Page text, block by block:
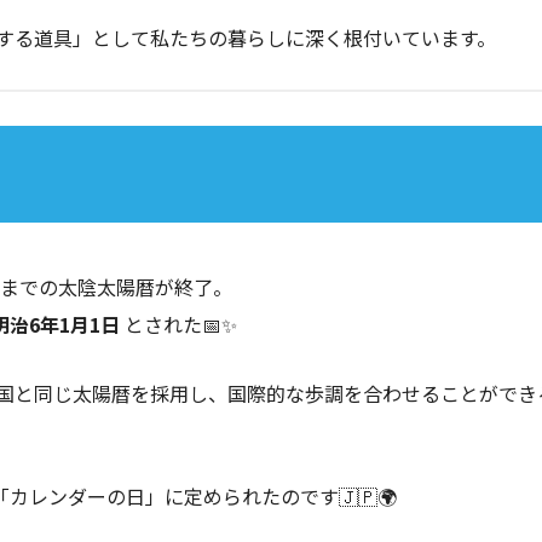
道具」として私たちの暮らしに深く根付いています。
での太陰太陽暦が終了。
治6年1月1日 とされた📅✨
と同じ太陽暦を採用し、国際的な歩調を合わせることがで
カレンダーの日」に定められたのです🇯🇵🌍